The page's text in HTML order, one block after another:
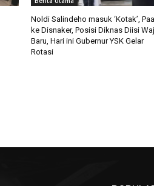
Noldi Salindeho masuk ‘Kotak’,
ke Disnaker, Posisi Diknas Diisi
Baru, Hari ini Gubernur YSK Gelar
Rotasi